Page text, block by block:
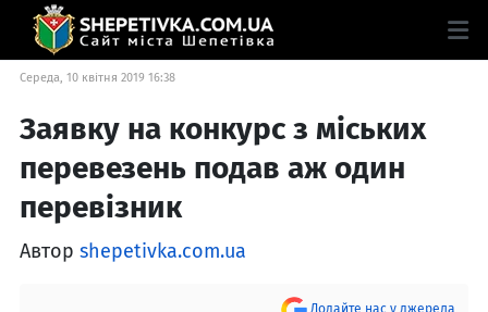
Середа, 10 квітня 2019 16:38
Заявку на конкурс з міських
перевезень подав аж один
перевізник
Автор shepetivka.com.ua
Додайте нас у джерела